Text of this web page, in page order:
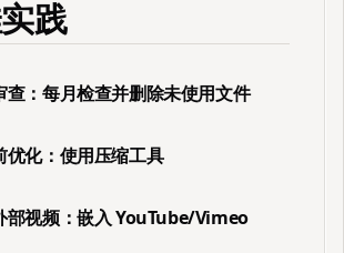
践
查：每月检查并删除未使用文件
优化：使用压缩工具
部视频：嵌入 YouTube/Vimeo